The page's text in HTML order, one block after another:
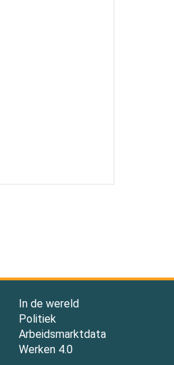
In de wereld
Politiek
Arbeidsmarktdata
Werken 4.0